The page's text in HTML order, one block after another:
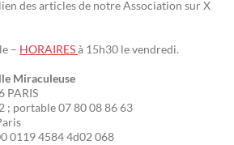
des articles de notre Association sur X
– HORAIRESà 15h30 le vendredi.
Miraculeuse
PARIS
; portable 07 80 08 86 63
0119 4584 4d02 068